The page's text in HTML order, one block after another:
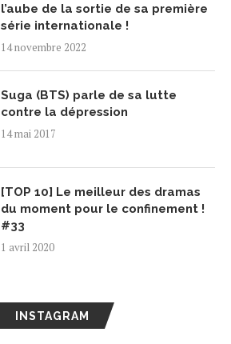
l’aube de la sortie de sa première
série internationale !
14 novembre 2022
Suga (BTS) parle de sa lutte
contre la dépression
14 mai 2017
[TOP 10] Le meilleur des dramas
du moment pour le confinement !
#33
1 avril 2020
INSTAGRAM